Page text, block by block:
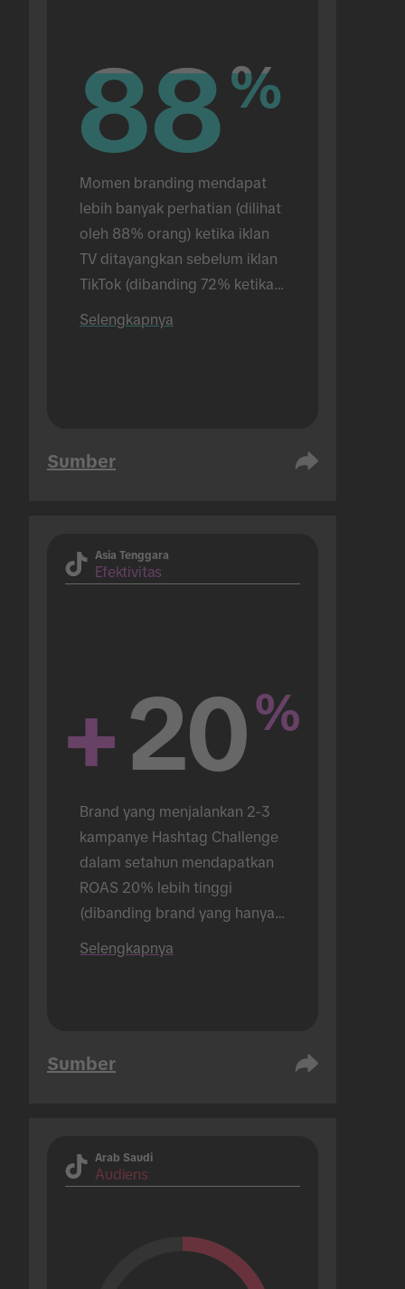
88%
88%
Momen branding mendapat
lebih banyak perhatian (dilihat
oleh 88% orang) ketika iklan
TV ditayangkan sebelum iklan
TikTok (dibanding 72% ketika
Selengkapnya
Sumber
Asia Tenggara
Efektivitas
+20%
Brand yang menjalankan 2-3
kampanye Hashtag Challenge
dalam setahun mendapatkan
ROAS 20% lebih tinggi
(dibanding brand yang hanya
Selengkapnya
Sumber
Arab Saudi
Audiens